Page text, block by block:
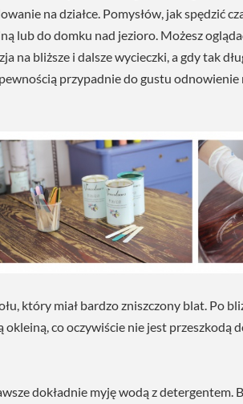
na działce. Pomysłów, jak spędzić
lub do domku nad jezioro. Możesz
na bliższe i dalsze wycieczki, a gdy tak
przypadnie do gustu
który miał bardzo zniszczony blat. Po
okleiną, co oczywiście nie jest przeszkodą
dokładnie myję wodą z detergentem.